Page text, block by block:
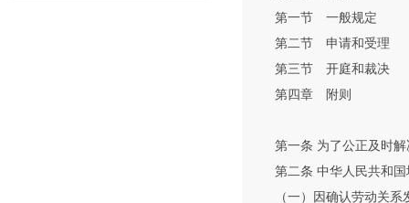
第一节 一般规定
第二节 申请和受理
第三节 开庭和裁决
第四章 附则
第一条 为了公正及时解
第二条 中华人民共和国
（一）因确认劳动关系